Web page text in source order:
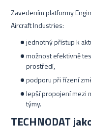
Zavedením platformy
Aircraft Industries:
jednotný přístup k
možnost efektivně
prostředí,
podporu při řízení
lepší propojení mezi
týmy.
TECHNODAT